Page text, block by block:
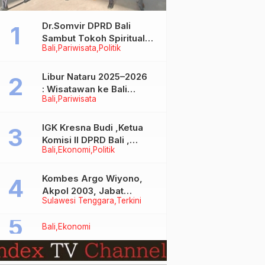
Bali Pariwisata Politik
Dr.Somvir DPRD Bali
Sambut Tokoh Spiritual
India Baba Bageshwar
Bali Pariwisata
Libur Nataru 2025–2026
: Wisatawan ke Bali
Meningkat, Isu Penurunan
Bali Ekonomi Politik
IGK Kresna Budi ,Ketua
Komisi II DPRD Bali ,
Angkat Bicara Soal
Bersubsidi Jenis Solar
Sulawesi Tenggara Terkini
Kombes Argo Wiyono,
Akpol 2003, Jabat
Dirlantas Polda Sultra
Bali Ekonomi